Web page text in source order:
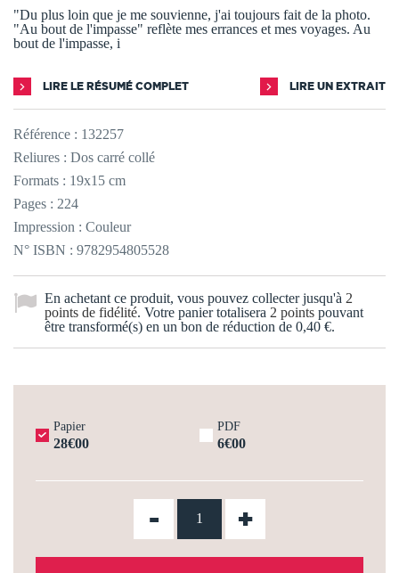
"Du plus loin que je me souvienne, j'ai toujours fait de la photo.
"Au bout de l'impasse" reflète mes errances et mes voyages. Au
bout de l'impasse, i
LIRE LE RÉSUMÉ COMPLET LIRE UN EXTRAIT
Référence : 132257
Reliures : Dos carré collé
Formats : 19x15 cm
Pages : 224
Impression : Couleur
N° ISBN : 9782954805528
En achetant ce produit, vous pouvez collecter jusqu'à 2
points de fidélité. Votre panier totalisera 2 points pouvant
être transformé(s) en un bon de réduction de 0,40 €.
Papier
28€00
PDF
6€00
- +